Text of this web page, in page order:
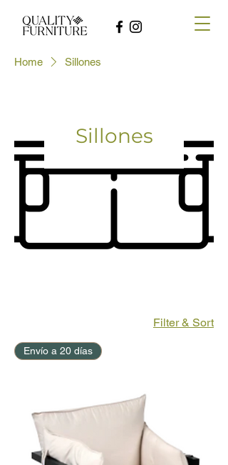
Home Sillones
Sillones
Filter & Sort
Envío a 20 días